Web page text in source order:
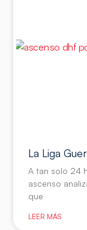
La Liga
A tan solo 24
ascenso
que
LEER MÁS